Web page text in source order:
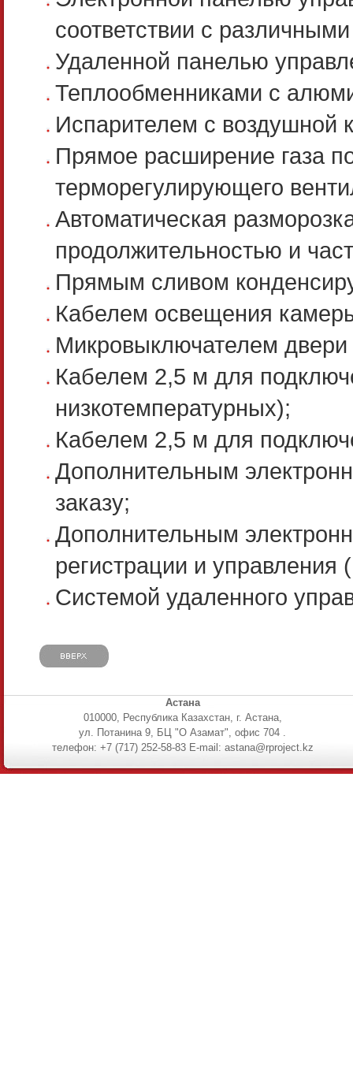
соответствии с
Удаленной панелью
Теплообменниками с
Испарителем с воздушной
Прямое расширение газа
терморегулирующего
Автоматическая
продолжительностью и
Прямым сливом
Кабелем освещения
Микровыключателем
Кабелем 2,5 м для
низкотемпературных);
Кабелем 2,5 м для
Дополнительным
заказу;
Дополнительным
регистрации и управления
Системой удаленного
Астана
010000, Республика Казахстан, г. Астана,
ул. Потанина 9, БЦ "О Азамат", офис 704 .
телефон: +7 (717) 252-58-83 E-mail: astana@rproject.kz